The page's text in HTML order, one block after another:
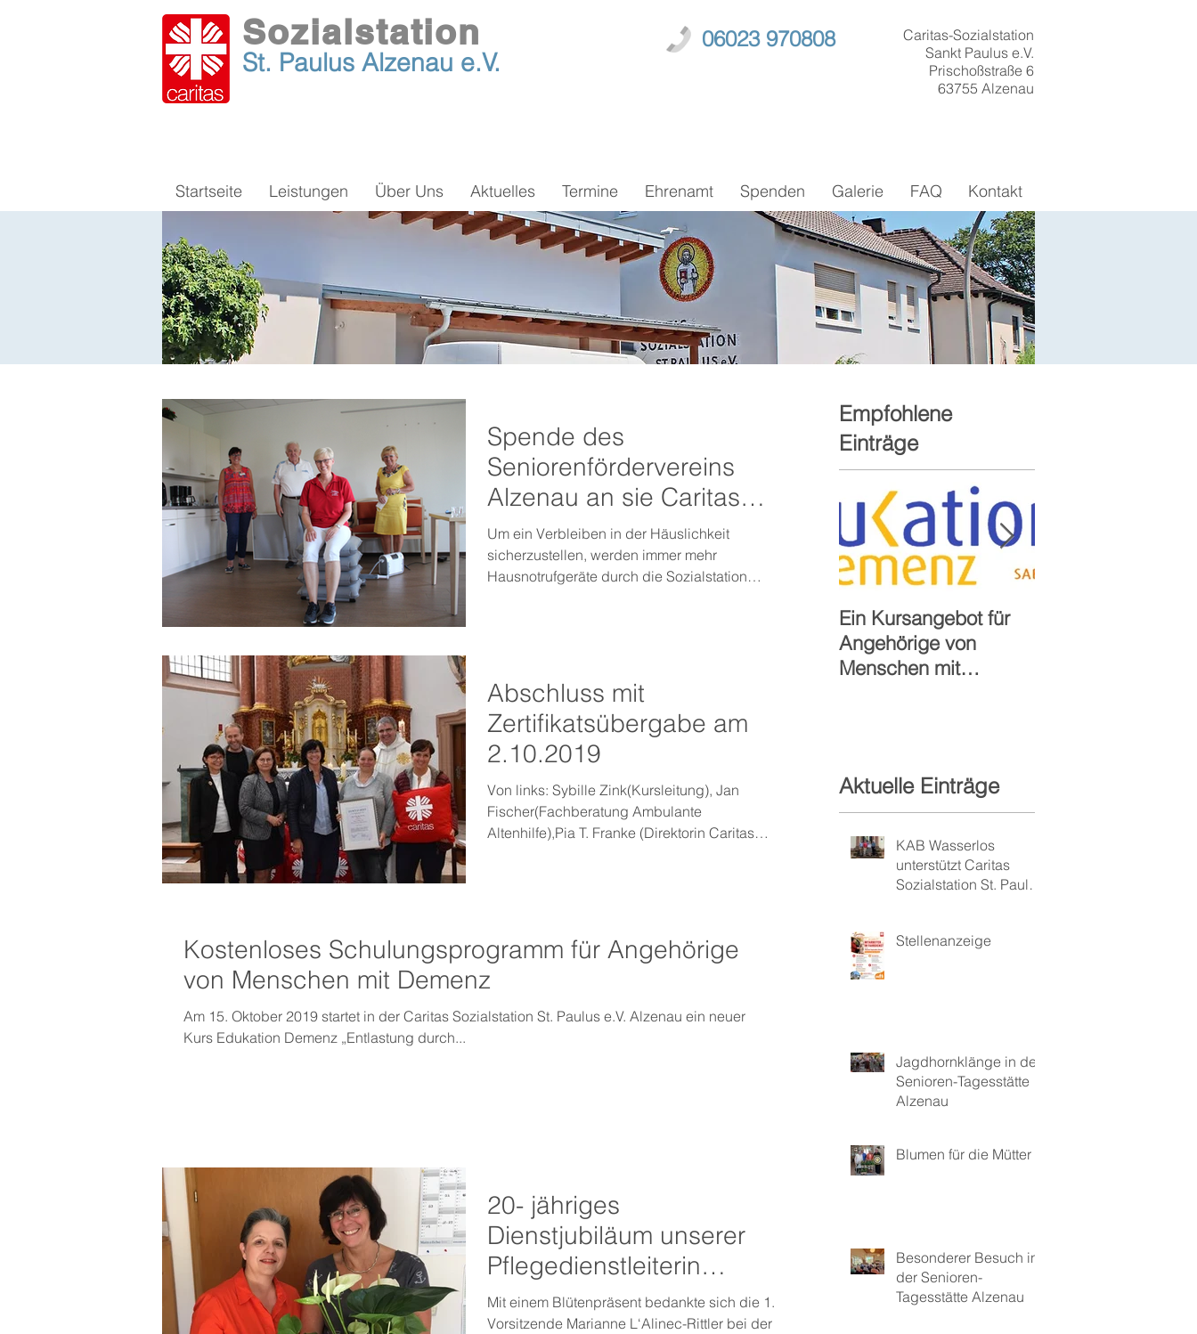
Sozialstation
St. Paulus Alzenau e.V.
Caritas-Sozialstation
Sankt Paulus e.V.
Prischoßstraße 6
63755 Alzenau
06023 970808
Startseite Leistungen Über Uns Aktuelles Termine Ehrenamt Spenden Galerie FAQ Kontakt
Spende des
Seniorenfördervereins
Alzenau an sie Caritas
Sozialstation Alzenau e.V
Um ein Verbleiben in der Häuslichkeit
sicherzustellen, werden immer mehr
Hausnotrufgeräte durch die Sozialstation
Abschluss mit
Zertifikatsübergabe am
2.10.2019
Von links: Sybille Zink(Kursleitung), Jan
Fischer(Fachberatung Ambulante
Altenhilfe),Pia T. Franke (Direktorin Caritas
Kostenloses Schulungsprogramm für Angehörige
von Menschen mit Demenz
Am 15. Oktober 2019 startet in der Caritas Sozialstation St. Paulus e.V. Alzenau ein neuer
Kurs Edukation Demenz „Entlastung durch...
20- jähriges
Dienstjubiläum unserer
Pflegedienstleiterin
Monika Jansen
Mit einem Blütenpräsent bedankte sich die 1.
Vorsitzende Marianne L‘Alinec-Rittler bei der
Empfohlene
Einträge
Ein Kursangebot für
Angehörige von
Menschen mit
Aktuelle Einträge
KAB Wasserlos
unterstützt Caritas
Sozialstation St. Paulus
Stellenanzeige
Jagdhornklänge in der
Senioren-Tagesstätte
Alzenau
Blumen für die Mütter
Besonderer Besuch in
der Senioren-
Tagesstätte Alzenau